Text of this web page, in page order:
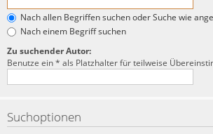
Nach allen Begriffen suchen oder Suche wie
Nach einem Begriff suchen
Zu suchender Autor:
Benutze ein * als Platzhalter für teilweise
Suchoptionen